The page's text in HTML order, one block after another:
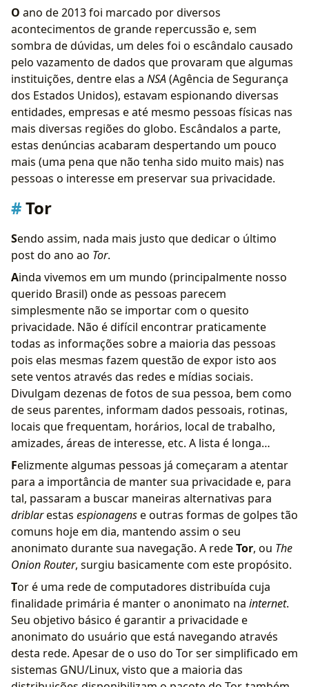
Tor
Instalação do Tor no Arch Linux
O ano de 2013 foi marcado por diversos
acontecimentos de grande repercussão e, sem
sombra de dúvidas, um deles foi o escândalo causado
pelo vazamento de dados que provaram que algumas
instituições, dentre elas a NSA(Agência de Segurança
dos Estados Unidos), estavam espionando diversas
entidades, empresas e até mesmo pessoas físicas nas
mais diversas regiões do globo. Escândalos a parte,
estas denúncias acabaram despertando um pouco
mais (uma pena que não tenha sido muito mais) nas
pessoas o interesse em preservar sua privacidade.
Tor
Sendo assim, nada mais justo que dedicar o último
post do ano ao Tor.
Ainda vivemos em um mundo (principalmente nosso
querido Brasil) onde as pessoas parecem
simplesmente não se importar com o quesito
privacidade. Não é difícil encontrar praticamente
todas as informações sobre a maioria das pessoas
pois elas mesmas fazem questão de expor isto aos
sete ventos através das redes e mídias sociais.
Divulgam dezenas de fotos de sua pessoa, bem como
de seus parentes, informam dados pessoais, rotinas,
locais que frequentam, horários, local de trabalho,
amizades, áreas de interesse, etc. A lista é longa…
Felizmente algumas pessoas já começaram a atentar
para a importância de manter sua privacidade e, para
tal, passaram a buscar maneiras alternativas para
driblarestas espionagense outras formas de golpes tão
comuns hoje em dia, mantendo assim o seu
anonimato durante sua navegação. A redeTor, ou The
Onion Router, surgiu basicamente com este propósito.
Tor é uma rede de computadores distribuída cuja
finalidade primária é manter o anonimato na internet.
Seu objetivo básico é garantir a privacidade e
anonimato do usuário que está navegando através
desta rede. Apesar de o uso do Tor ser simplificado em
sistemas GNU/Linux, visto que a maioria das